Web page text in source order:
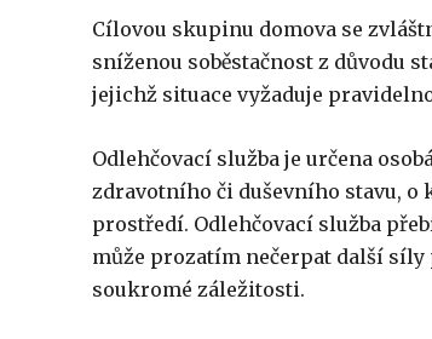
Cílovou skupinu domova se
sníženou soběstačnost z důvodu
jejichž situace vyžaduje
Odlehčovací služba je určena
zdravotního či duševního stavu, o
prostředí. Odlehčovací služba
může prozatím nečerpat další
soukromé záležitosti.